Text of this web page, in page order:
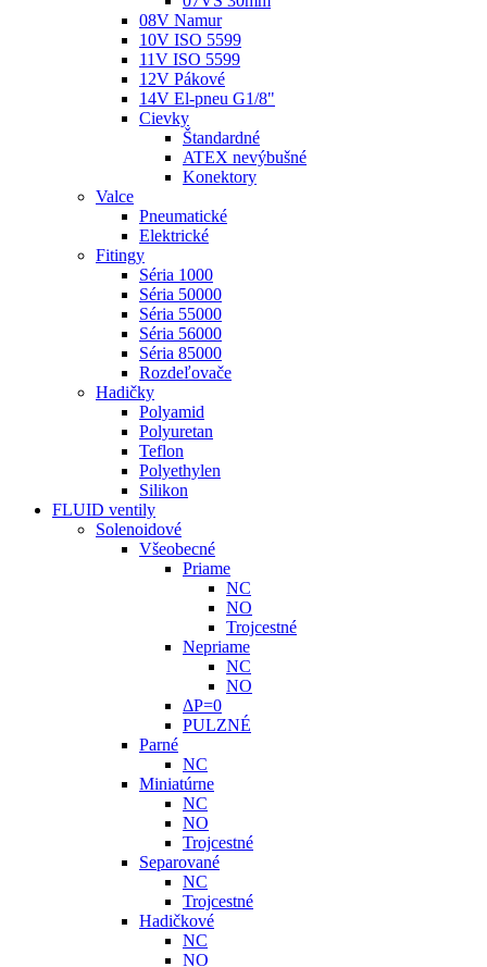
08V Namur
10V ISO 5599
11V ISO 5599
12V Pákové
14V El-pneu G1/8"
Cievky
Štandardné
ATEX nevýbušné
Konektory
Valce
Pneumatické
Elektrické
Fitingy
Séria 1000
Séria 50000
Séria 55000
Séria 56000
Séria 85000
Rozdeľovače
Hadičky
Polyamid
Polyuretan
Teflon
Polyethylen
Silikon
FLUID ventily
Solenoidové
Všeobecné
Priame
NC
NO
Trojcestné
Nepriame
NC
NO
ΔP=0
PULZNÉ
Parné
NC
Miniatúrne
NC
NO
Trojcestné
Separované
NC
Trojcestné
Hadičkové
NC
NO